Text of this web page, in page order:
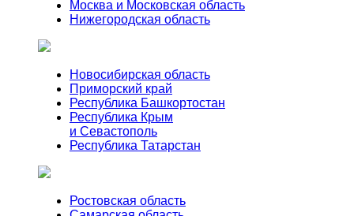
Москва и Московская область
Нижегородская область
Новосибирская область
Приморский край
Республика Башкортостан
Республика Крым
и Севастополь
Республика Татарстан
Ростовская область